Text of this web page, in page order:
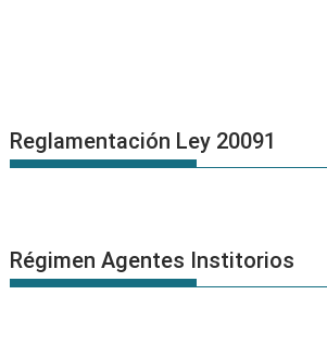
Reglamentación Ley 20091
Régimen Agentes Institorios